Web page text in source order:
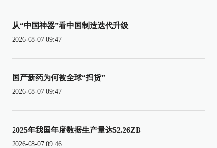
从“中国神器”看中国制造迭代升级
2026-08-07 09:47
国产新药为何被全球“扫货”
2026-08-07 09:47
2025年我国年度数据生产量达52.26ZB
2026-08-07 09:46